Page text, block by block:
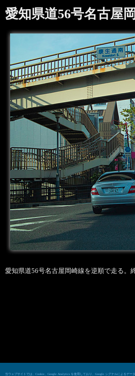
愛知県道56号名古屋
愛知県道56号名古屋岡崎線を逆順で走る。
当ウェブサイトでは、Cookie、Google Analytics を使用しており、Google シグナルによるデ